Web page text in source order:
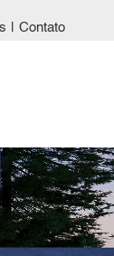
Contato